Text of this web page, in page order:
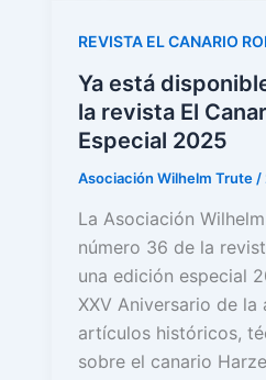
REVISTA EL CANARIO
Ya está
la revista El
Especial 2025
Asociación Wilhelm Trute /
La Asociación
número 36 de la
una edición especial
XXV Aniversario de la
artículos históricos,
sobre el canario